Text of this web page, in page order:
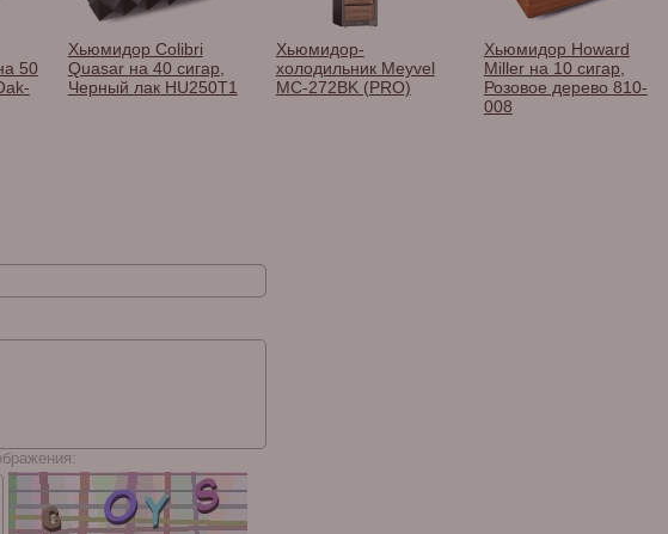
50
Хьюмидор Colibri
Quasar на 40 сигар,
Черный лак HU250T1
Хьюмидор-
холодильник Meyvel
MC-272BK (PRO)
Хьюмидор Howard
Miller на 10 сигар,
Розовое дерево 810-
008